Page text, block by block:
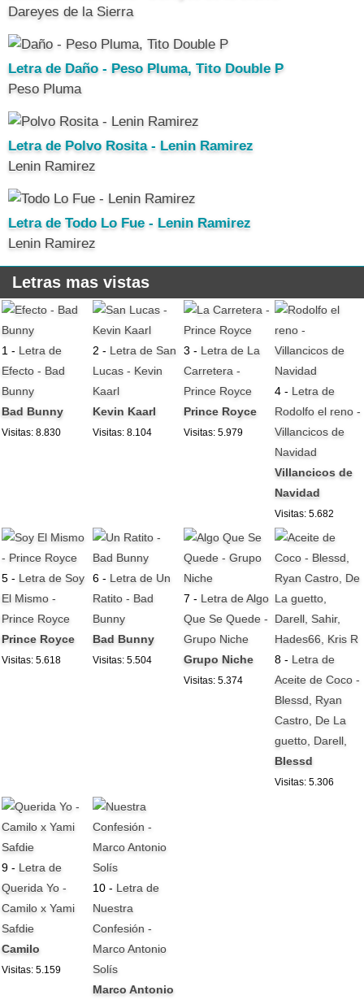
Dareyes de la Sierra
Letra de Daño - Peso Pluma, Tito Double P
Peso Pluma
Letra de Polvo Rosita - Lenin Ramirez
Lenin Ramirez
Letra de Todo Lo Fue - Lenin Ramirez
Lenin Ramirez
Letras mas vistas
1 - Letra de
Efecto - Bad
Bunny
Bad Bunny
Visitas: 8.830
2 - Letra de San
Lucas - Kevin
Kaarl
Kevin Kaarl
Visitas: 8.104
3 - Letra de La
Carretera -
Prince Royce
Prince Royce
Visitas: 5.979
4 - Letra de
Rodolfo el reno -
Villancicos de
Navidad
Villancicos de
Navidad
Visitas: 5.682
5 - Letra de Soy
El Mismo -
Prince Royce
Prince Royce
Visitas: 5.618
6 - Letra de Un
Ratito - Bad
Bunny
Bad Bunny
Visitas: 5.504
7 - Letra de Algo
Que Se Quede -
Grupo Niche
Grupo Niche
Visitas: 5.374
8 - Letra de
Aceite de Coco -
Blessd, Ryan
Castro, De La
guetto, Darell,
Blessd
Visitas: 5.306
9 - Letra de
Querida Yo -
Camilo x Yami
Safdie
Camilo
Visitas: 5.159
10 - Letra de
Nuestra
Confesión -
Marco Antonio
Solís
Marco Antonio